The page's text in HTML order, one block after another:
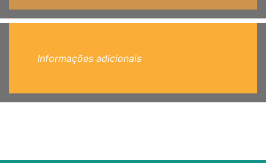
Informações adicionais